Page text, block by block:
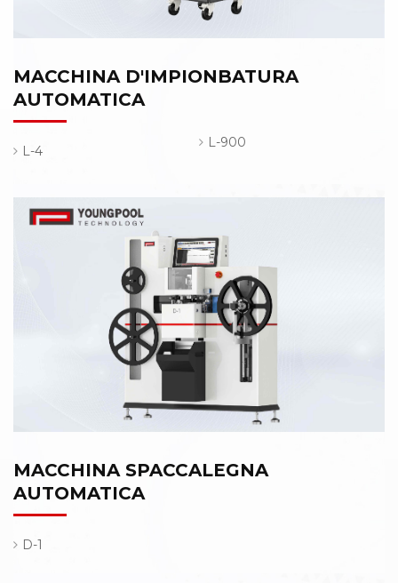
MACCHINA D'IMPIONBATURA
AUTOMATICA
L-4
L-900
MACCHINA SPACCALEGNA
AUTOMATICA
D-1